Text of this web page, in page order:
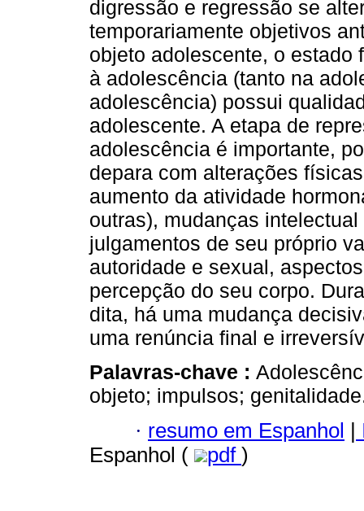
digressão e regressão se
temporariamente objetivos
objeto adolescente, o
à adolescência (tanto na
adolescência) possui
adolescente. A etapa de
adolescência é importante,
depara com alterações
aumento da atividade
outras), mudanças
julgamentos de seu próprio
autoridade e sexual,
percepção do seu corpo.
dita, há uma mudança
uma renúncia final e
Palavras-chave :
objeto; impulsos;
· resumo em Espanhol |
Espanhol (
pdf )